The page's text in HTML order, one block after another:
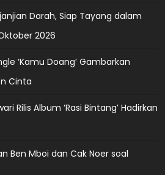
Darah, Siap Tayang dalam
2026
‘Kamu Doang’ Gambarkan
Cinta
Rilis Album ‘Rasi Bintang’ Hadirkan
Ben Mboi dan Cak Noer soal